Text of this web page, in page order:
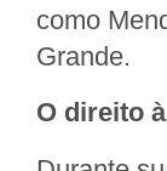
como
Grande.
O direito